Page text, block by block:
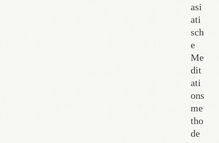
asi
ati
sch
e
Me
dit
ati
ons
me
tho
de